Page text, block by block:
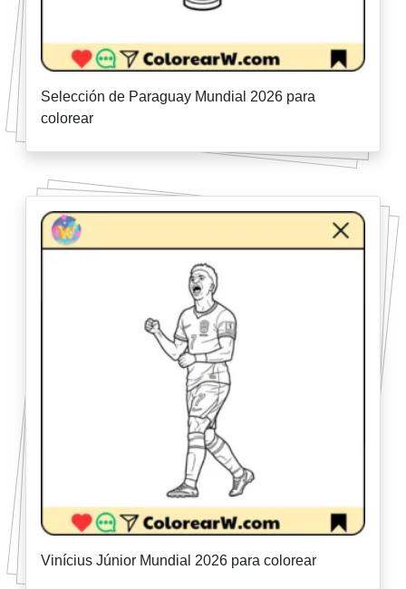
Selección de Paraguay Mundial 2026 para
colorear
Vinícius Júnior Mundial 2026 para colorear